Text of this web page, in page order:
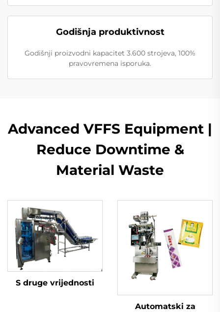
Godišnja produktivnost
Godišnji proizvodni kapacitet 3.600 strojeva, 100%
pravovremena isporuka.
Advanced VFFS Equipment |
Reduce Downtime &
Material Waste
S druge vrijednosti
Automatski za